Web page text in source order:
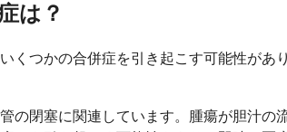
は？
くつかの合併症を引き起こす可能性が
の閉塞に関連しています。腫瘍が胆汁